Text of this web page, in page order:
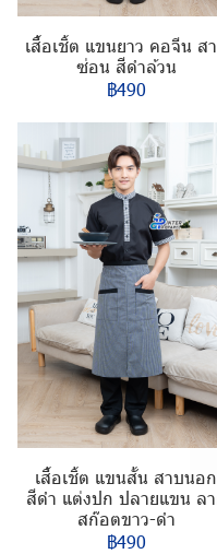
เสื้อเชิ้ต แขนยาว คอจีน ส
ซ่อน สีดำล้วน
฿490
เสื้อเชิ้ต แขนสั้น สาบนอก
สีดำ แต่งปก ปลายแขน ล
สก๊อตขาว-ดำ
฿490